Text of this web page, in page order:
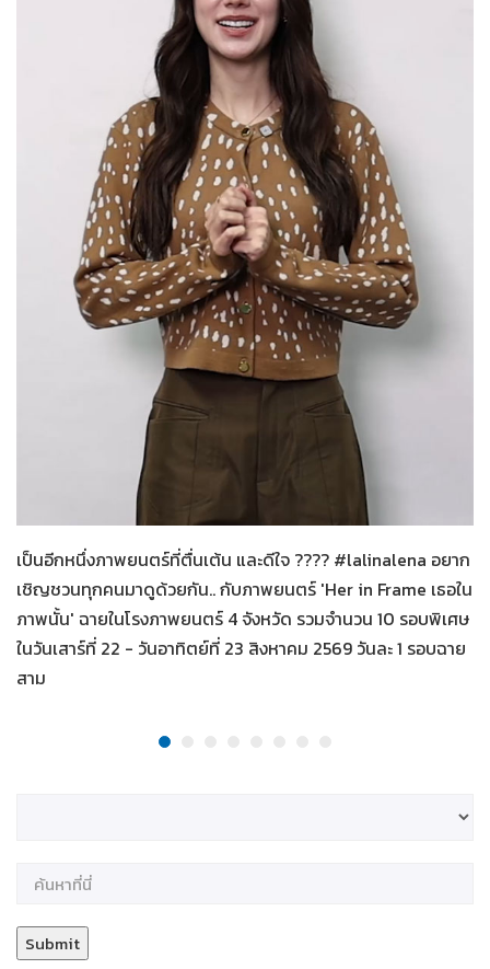
06-08-2569
Her in Frame เธอในภาพนั้น
เป็นอีกหนึ่งภาพยนตร์ที่ตื่นเต้น และดีใจ ???? #lalinalena อยาก
เชิญชวนทุกคนมาดูด้วยกัน.. กับภาพยนตร์ 'Her in Frame เธอใน
ภาพนั้น' ฉายในโรงภาพยนตร์ 4 จังหวัด รวมจำนวน 10 รอบพิเศษ
ในวันเสาร์ที่ 22 - วันอาทิตย์ที่ 23 สิงหาคม 2569 วันละ 1 รอบฉาย
สาม